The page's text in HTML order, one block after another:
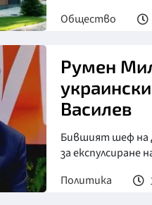
Общество
Румен
Василев
Бившият шеф на
за експулсиране
Политика